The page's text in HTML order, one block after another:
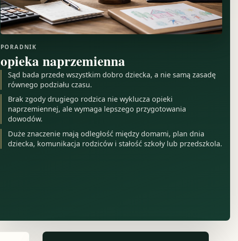
PORADNIK
opieka naprzemienna
Sąd bada przede wszystkim dobro dziecka, a nie samą zasadę
równego podziału czasu.
Brak zgody drugiego rodzica nie wyklucza opieki
naprzemiennej, ale wymaga lepszego przygotowania
dowodów.
Duże znaczenie mają odległość między domami, plan dnia
dziecka, komunikacja rodziców i stałość szkoły lub przedszkola.